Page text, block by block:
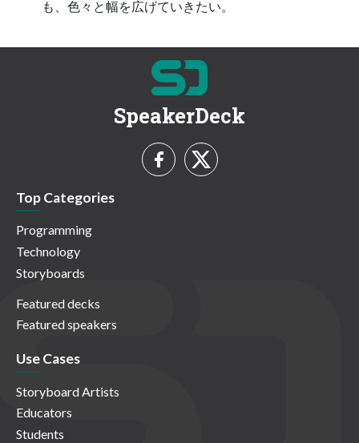
も、色々と幅を広げていきたい。
SpeakerDeck
Top Categories
Programming
Technology
Storyboards
Featured decks
Featured speakers
Use Cases
Storyboard Artists
Educators
Students